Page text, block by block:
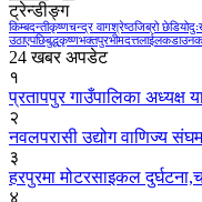
ट्रेन्डीङ्ग
किम्बदन्तीकृष्णचन्द्र वागश्रेष्ठजिब्रो छेडियो
उठाएपछिबुद्धकृष्णभक्तपुरभीमदत्तलाई
24 खबर अपडेट
१
प्रतापपुर गाउँपालिका अध्यक्ष
२
नवलपरासी उद्योग वाणिज्य
३
हरपुरमा मोटरसाइकल
४